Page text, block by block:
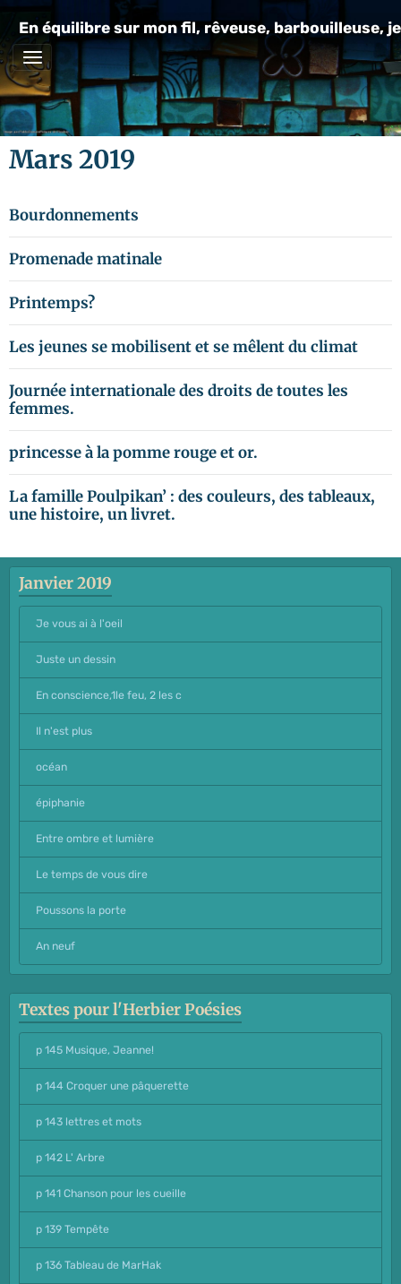
En équilibre sur mon fil, rêveuse, barbouilleuse,
Mars 2019
Bourdonnements
Promenade matinale
Printemps?
Les jeunes se mobilisent et se mêlent du climat
Journée internationale des droits de toutes les
femmes.
princesse à la pomme rouge et or.
La famille Poulpikan’ : des couleurs, des tableaux,
une histoire, un livret.
Janvier 2019
Je vous ai à l'oeil
Juste un dessin
En conscience,1le feu, 2 les c
Il n'est plus
océan
épiphanie
Entre ombre et lumière
Le temps de vous dire
Poussons la porte
An neuf
Textes pour l'Herbier Poésies
p 145 Musique, Jeanne!
p 144 Croquer une pâquerette
p 143 lettres et mots
p 142 L' Arbre
p 141 Chanson pour les cueille
p 139 Tempête
p 136 Tableau de MarHak